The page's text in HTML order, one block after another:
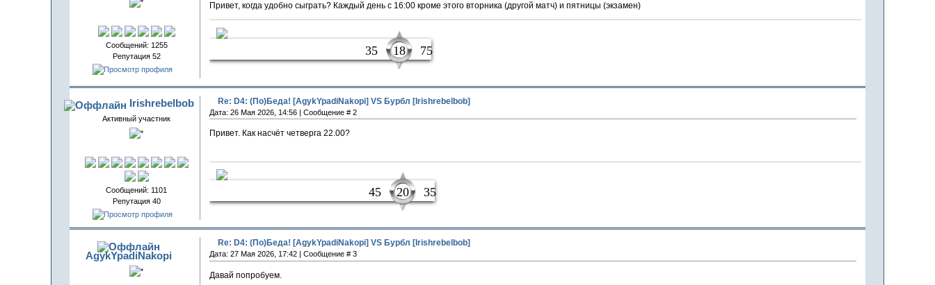
Сообщений: 1255
Репутация 52
Привет, когда удобно сыграть? Каждый день с 16:00 кроме этого вторника (другой матч) и пятницы (экзамен)
75
18
35
Irishrebelbob
Активный участник
Сообщений: 1101
Репутация 40
Re: D4: (По)Беда! [AgykYpadiNakopi] VS Бурбл [Irishrebelbob]
Дата: 26 Мая 2026, 14:56 | Сообщение # 2
Привет. Как насчёт четверга 22.00?
35
20
45
AgykYpadiNakopi
Re: D4: (По)Беда! [AgykYpadiNakopi] VS Бурбл [Irishrebelbob]
Дата: 27 Мая 2026, 17:42 | Сообщение # 3
Давай попробуем.